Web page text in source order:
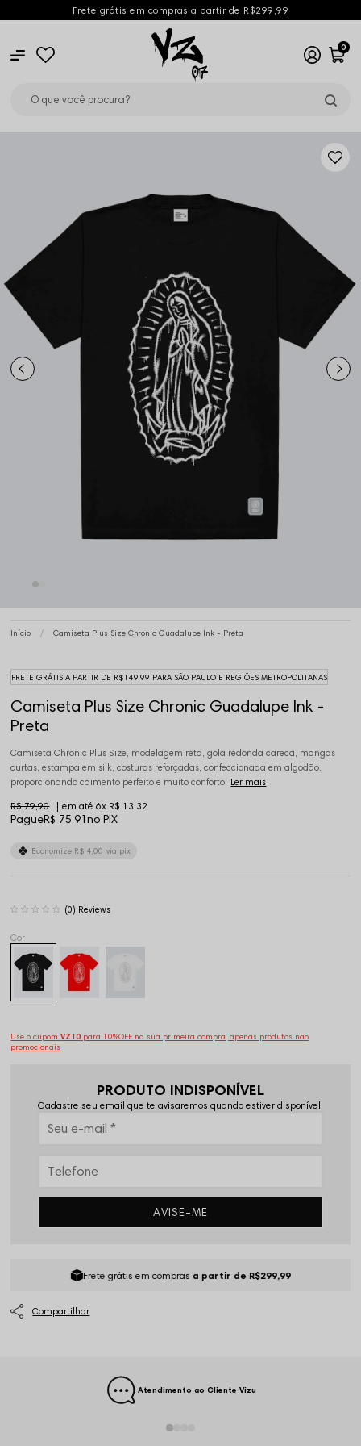
Frete grátis em compras a partir de R$299,99
0
Início Camiseta Plus Size Chronic Guadalupe Ink - Preta
FRETE GRÁTIS A PARTIR DE R$149,99 PARA SÃO PAULO E REGIÕES METROPOLITANAS
Camiseta Plus Size Chronic Guadalupe Ink -
Preta
Camiseta Chronic Plus Size, modelagem reta, gola redonda careca, mangas
curtas, estampa em silk, costuras reforçadas, confeccionada em algodão,
proporcionando caimento perfeito e muito conforto. Ler mais
PagueR$ 75,91no PIX
R$ 79,90 6x R$ 13,32
Economize R$ 4,00 via pix
(0)
Use o cupomVZ10 para 10%OFF na sua primeira compra, apenas produtos não
promocionais
PRODUTO INDISPONÍVEL
Cadastre seu email que te avisaremos quando estiver disponível:
AVISE-ME
Frete grátis em compras a partir de R$299,99
Atendimento ao Cliente Vizu